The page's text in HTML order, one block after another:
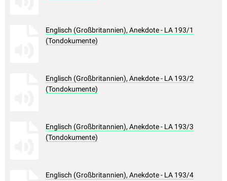
Englisch (Großbritannien), Anekdote - LA 193/1
(Tondokumente)
Englisch (Großbritannien), Anekdote - LA 193/2
(Tondokumente)
Englisch (Großbritannien), Anekdote - LA 193/3
(Tondokumente)
Englisch (Großbritannien), Anekdote - LA 193/4